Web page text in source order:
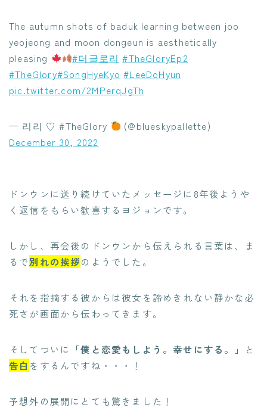
The autumn shots of baduk learning between joo
yeojeong and moon dongeun is aesthetically
pleasing
#더글로리 #TheGloryEp2
#TheGlory#SongHyeKyo #LeeDoHyun
pic.twitter.com/2MPerqJgTh
— 리리 ♡ #TheGlory
(@blueskypallette)
December 30, 2022
ドンウンに送り続けていたメッセージに8年後ようや
く返信をもらい歓喜するヨジョンです。
しかし、再会後のドンウンから伝えられる言葉は、ま
るで別れの挨拶のようでした。
それを指摘する彼からは彼女を諦めきれない静かな必
死さが画面から伝わってきます。
そしてついに 「僕と恋愛もしよう。幸せにする。」
と
告白 をするんですね・・・！
予想外の展開にとても驚きました！